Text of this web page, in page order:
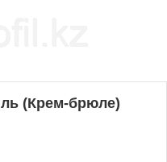
(Крем-брюле)